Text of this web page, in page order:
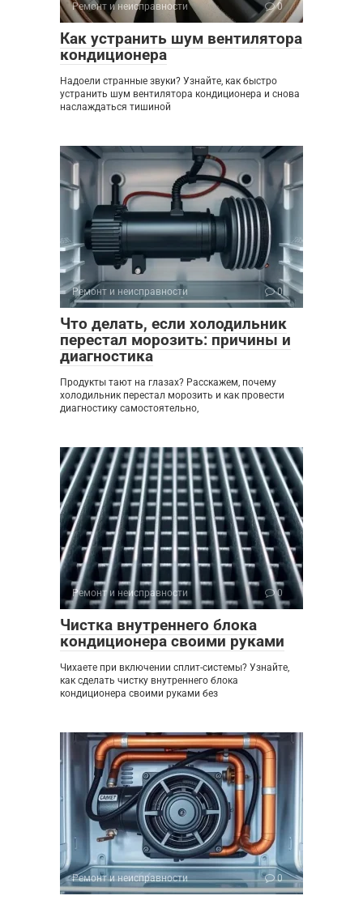
Ремонт и неисправности 0
Как устранить шум вентилятора
кондиционера
Надоели странные звуки? Узнайте, как быстро
устранить шум вентилятора кондиционера и снова
наслаждаться тишиной
Ремонт и неисправности 0
Что делать, если холодильник
перестал морозить: причины и
диагностика
Продукты тают на глазах? Расскажем, почему
холодильник перестал морозить и как провести
диагностику самостоятельно,
Ремонт и неисправности 0
Чистка внутреннего блока
кондиционера своими руками
Чихаете при включении сплит-системы? Узнайте,
как сделать чистку внутреннего блока
кондиционера своими руками без
Ремонт и неисправности 0